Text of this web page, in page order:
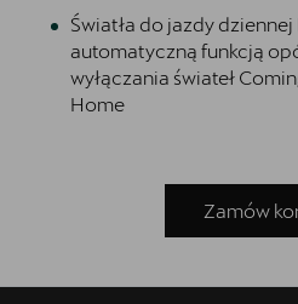
Światła do jazdy dziennej
automatyczną funkcją
wyłączania świateł
Home
Zamów